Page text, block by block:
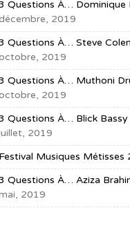
Questions À… Dominique
2019
Questions À… Steve
2019
Questions À… Muthoni
2019
Questions À… Blick Bassy
2019
Festival Musiques Métisses
Questions À… Aziza
2019